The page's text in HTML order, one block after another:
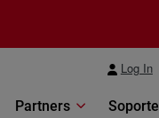
Log In
Partners Soporte